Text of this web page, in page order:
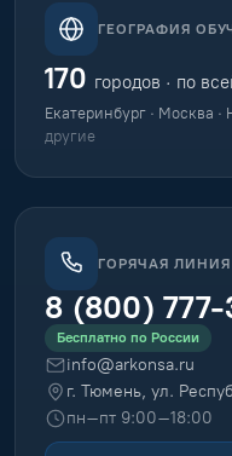
ГЕОГРАФИЯ
170 городов · по
Екатеринбург · Москва
другие
ГОРЯЧАЯ ЛИНИЯ
8 (800) 777-
Бесплатно по России
info@arkonsa.ru
г. Тюмень, ул.
пн–пт 9:00–18:00